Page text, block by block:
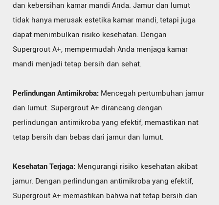
dan kebersihan kamar mandi Anda. Jamur dan lumut
tidak hanya merusak estetika kamar mandi, tetapi juga
dapat menimbulkan risiko kesehatan. Dengan
Supergrout A+, mempermudah Anda menjaga kamar
mandi menjadi tetap bersih dan sehat.
Perlindungan Antimikroba: Mencegah pertumbuhan jamur
dan lumut. Supergrout A+ dirancang dengan
perlindungan antimikroba yang efektif, memastikan nat
tetap bersih dan bebas dari jamur dan lumut.
Kesehatan Terjaga: Mengurangi risiko kesehatan akibat
jamur. Dengan perlindungan antimikroba yang efektif,
Supergrout A+ memastikan bahwa nat tetap bersih dan